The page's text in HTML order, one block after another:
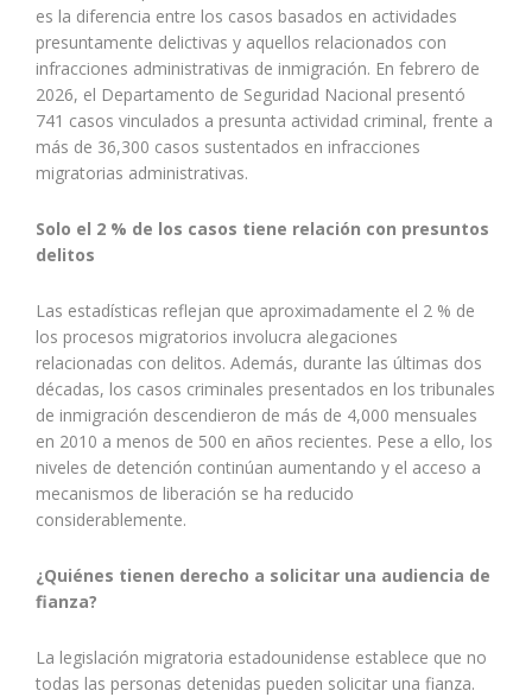
es la diferencia entre los casos basados en actividades
presuntamente delictivas y aquellos relacionados con
infracciones administrativas de inmigración. En febrero de
2026, el Departamento de Seguridad Nacional presentó
741 casos vinculados a presunta actividad criminal, frente a
más de 36,300 casos sustentados en infracciones
migratorias administrativas.
Solo el 2 % de los casos tiene relación con presuntos
delitos
Las estadísticas reflejan que aproximadamente el 2 % de
los procesos migratorios involucra alegaciones
relacionadas con delitos. Además, durante las últimas dos
décadas, los casos criminales presentados en los tribunales
de inmigración descendieron de más de 4,000 mensuales
en 2010 a menos de 500 en años recientes. Pese a ello, los
niveles de detención continúan aumentando y el acceso a
mecanismos de liberación se ha reducido
considerablemente.
¿Quiénes tienen derecho a solicitar una audiencia de
fianza?
La legislación migratoria estadounidense establece que no
todas las personas detenidas pueden solicitar una fianza.